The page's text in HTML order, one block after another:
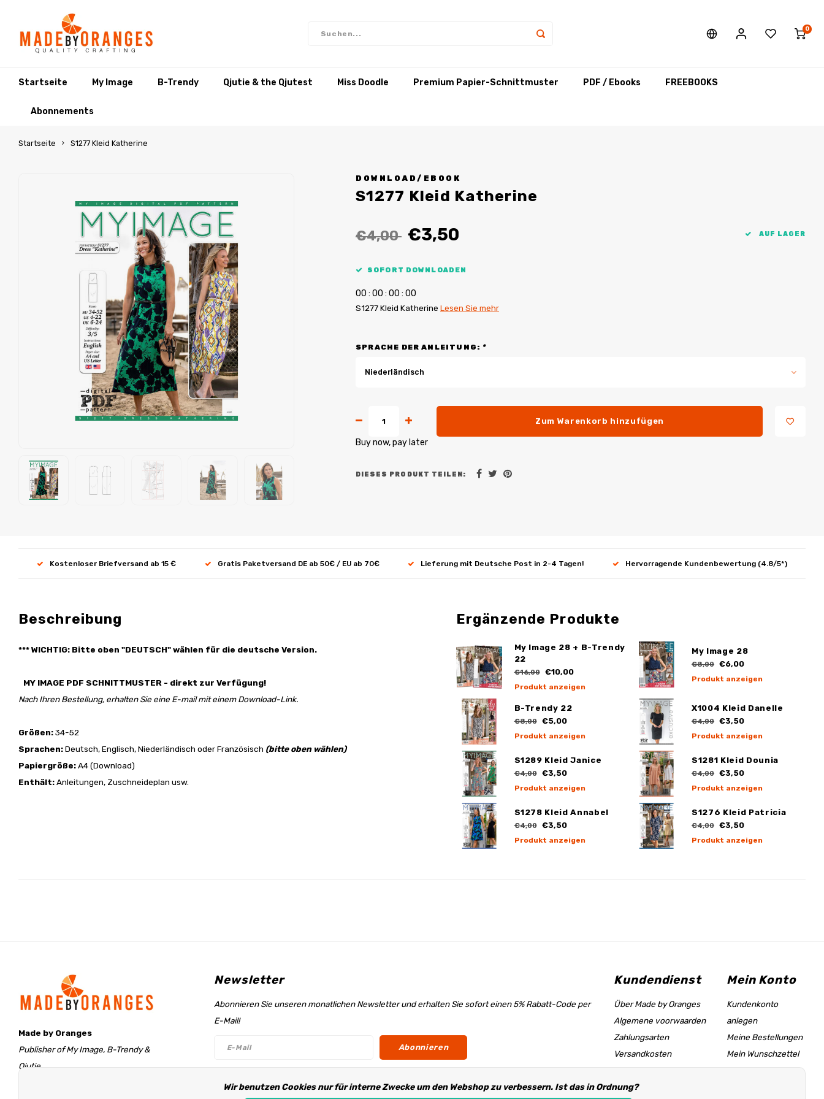
0
Startseite My Image B-Trendy Qjutie & the Qjutest Miss Doodle Premium Papier-Schnittmuster PDF / Ebooks FREEBOOKS
Abonnements
Startseite S1277 Kleid Katherine
DOWNLOAD/EBOOK
S1277 Kleid Katherine
€4,00 €3,50 AUF LAGER
SOFORT DOWNLOADEN
00 : 00 : 00 : 00
S1277 Kleid Katherine Lesen Sie mehr
SPRACHE DER ANLEITUNG: *
Niederländisch
Zum Warenkorb hinzufügen
Buy now, pay later
DIESES PRODUKT TEILEN:
Kostenloser Briefversand ab 15 € Gratis Paketversand DE ab 50€ / EU ab 70€ Lieferung mit Deutsche Post in 2-4 Tagen! Hervorragende Kundenbewertung (4.8/5*)
Beschreibung
*** WICHTIG: Bitte oben "DEUTSCH" wählen für die deutsche Version.
MY IMAGE PDF SCHNITTMUSTER - direkt zur Verfügung!
Nach Ihren Bestellung, erhalten Sie eine E-mail mit einem Download-Link.
Größen:34-52
Sprachen:Deutsch, Englisch, Niederländisch oder Französisch (bitte oben wählen)
Papiergröße:A4 (Download)
Enthält:Anleitungen, Zuschneideplan usw.
Ergänzende Produkte
My Image 28 + B-Trendy
22
€16,00 €10,00
Produkt anzeigen
My Image 28
€8,00 €6,00
Produkt anzeigen
B-Trendy 22
€8,00 €5,00
Produkt anzeigen
X1004 Kleid Danelle
€4,00 €3,50
Produkt anzeigen
S1289 Kleid Janice
€4,00 €3,50
Produkt anzeigen
S1281 Kleid Dounia
€4,00 €3,50
Produkt anzeigen
S1278 Kleid Annabel
€4,00 €3,50
Produkt anzeigen
S1276 Kleid Patricia
€4,00 €3,50
Produkt anzeigen
Made by Oranges
Publisher of My Image, B-Trendy &
Qjutie
Newsletter
Abonnieren Sie unseren monatlichen Newsletter und erhalten Sie sofort einen 5% Rabatt-Code per
E-Mail!
Abonnieren
Folge uns
Kundendienst
Über Made by Oranges
Algemene voorwaarden
Zahlungsarten
Versandkosten
Größentabelle &
Hilfeseite
Mein Konto
Kundenkonto
anlegen
Meine Bestellungen
Mein Wunschzettel
Wir benutzen Cookies nur für interne Zwecke um den Webshop zu verbessern. Ist das in Ordnung?